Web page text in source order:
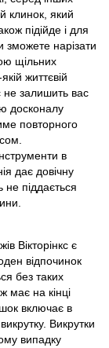
клинок, який
підійде і для
зможете нарізати
щільних
життєвій
не залишить вас
досконалу
повторного
в
дає довічну
не піддається
Вікторінкс є
відпочинок
без таких
має на кінці
включає в
Викрутки
випадку